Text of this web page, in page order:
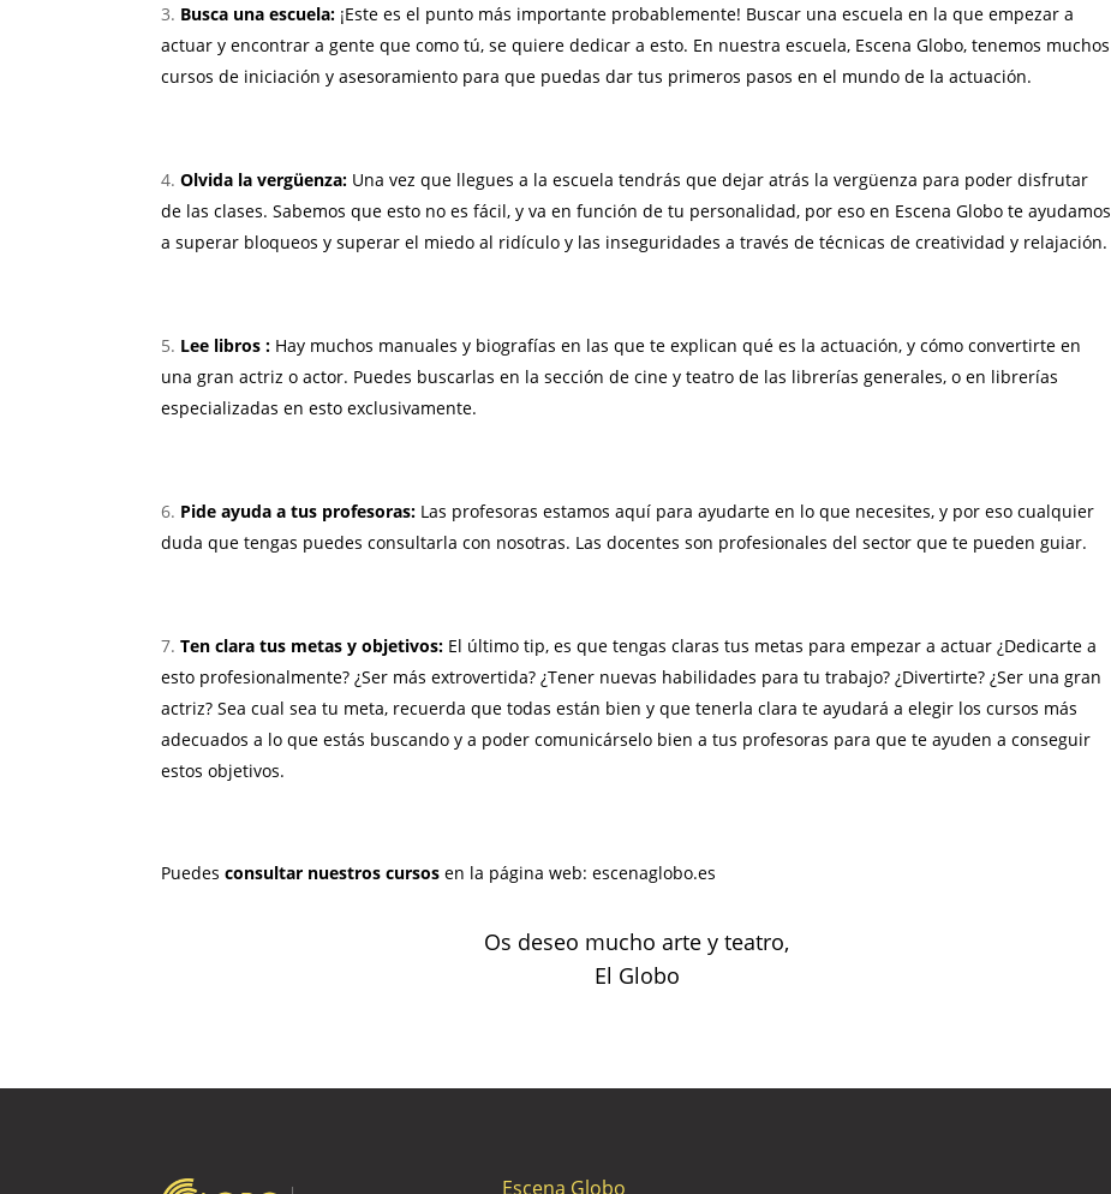
Busca una escuela: ¡Este es el punto más importante probablemente! Buscar una escuela en la que empezar a
actuar y encontrar a gente que como tú, se quiere dedicar a esto. En nuestra escuela, Escena Globo, tenemos muchos
cursos de iniciación y asesoramiento para que puedas dar tus primeros pasos en el mundo de la actuación.
Olvida la vergüenza: Una vez que llegues a la escuela tendrás que dejar atrás la vergüenza para poder disfrutar
de las clases. Sabemos que esto no es fácil, y va en función de tu personalidad, por eso en Escena Globo te ayudamos
a superar bloqueos y superar el miedo al ridículo y las inseguridades a través de técnicas de creatividad y relajación.
Lee libros : Hay muchos manuales y biografías en las que te explican qué es la actuación, y cómo convertirte en
una gran actriz o actor. Puedes buscarlas en la sección de cine y teatro de las librerías generales, o en librerías
especializadas en esto exclusivamente.
Pide ayuda a tus profesoras: Las profesoras estamos aquí para ayudarte en lo que necesites, y por eso cualquier
duda que tengas puedes consultarla con nosotras. Las docentes son profesionales del sector que te pueden guiar.
Ten clara tus metas y objetivos: El último tip, es que tengas claras tus metas para empezar a actuar ¿Dedicarte a
esto profesionalmente? ¿Ser más extrovertida? ¿Tener nuevas habilidades para tu trabajo? ¿Divertirte? ¿Ser una gran
actriz? Sea cual sea tu meta, recuerda que todas están bien y que tenerla clara te ayudará a elegir los cursos más
adecuados a lo que estás buscando y a poder comunicárselo bien a tus profesoras para que te ayuden a conseguir
estos objetivos.
Puedes consultar nuestros cursos en la página web: escenaglobo.es
Os deseo mucho arte y teatro,
El Globo
Escena Globo